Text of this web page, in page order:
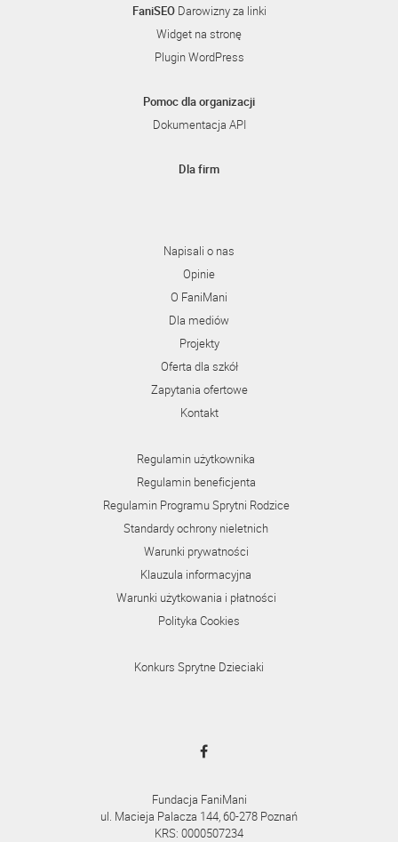
FaniSEODarowizny za linki
Widget na stronę
Plugin WordPress
Pomoc dla organizacji
Dokumentacja API
Dla firm
Napisali o nas
Opinie
O FaniMani
Dla mediów
Projekty
Oferta dla szkół
Zapytania ofertowe
Kontakt
Regulamin użytkownika
Regulamin beneficjenta
Regulamin Programu Sprytni Rodzice
Standardy ochrony nieletnich
Warunki prywatności
Klauzula informacyjna
Warunki użytkowania i płatności
Polityka Cookies
Konkurs Sprytne Dzieciaki
Fundacja FaniMani
ul. Macieja Palacza 144, 60-278 Poznań
KRS: 0000507234